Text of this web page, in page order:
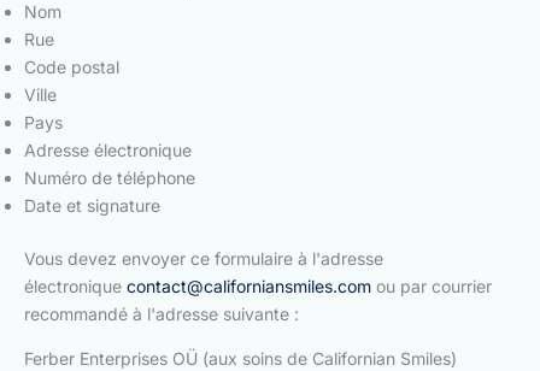
Nom
Rue
Code postal
Ville
Pays
Adresse électronique
Numéro de téléphone
Date et signature
Vous devez envoyer ce formulaire à l'adresse
électronique contact@californiansmiles.com ou par courrier
recommandé à l'adresse suivante :
Ferber Enterprises OÜ (aux soins de Californian Smiles)